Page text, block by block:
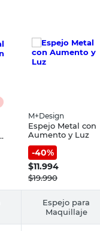
M+Design
Espejo Metal con
Aumento y Luz
-40%
$11.994
$19.990
Espejo para
Maquillaje